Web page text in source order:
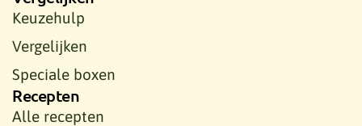
Keuzehulp
Vergelijken
Speciale boxen
Recepten
Alle recepten